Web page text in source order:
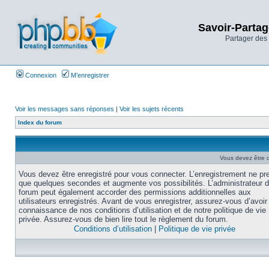
Savoir-
Partager
Connexion M’enregistrer
Voir les messages sans réponses | Voir les sujets récents
Index du forum
Vous devez être
Vous devez être enregistré pour vous connecter. L’enregistrement ne
que quelques secondes et augmente vos possibilités. L’administrateur
forum peut également accorder des permissions additionnelles aux
utilisateurs enregistrés. Avant de vous enregistrer, assurez-vous
connaissance de nos conditions d’utilisation et de notre politique de vie
privée. Assurez-vous de bien lire tout le règlement du forum.
Conditions d’utilisation
Politique de vie privée